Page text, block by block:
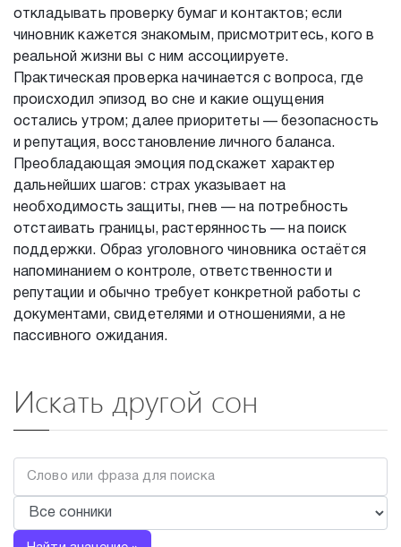
откладывать проверку бумаг и контактов; если
чиновник кажется знакомым, присмотритесь, кого в
реальной жизни вы с ним ассоциируете.
Практическая проверка начинается с вопроса, где
происходил эпизод во сне и какие ощущения
остались утром; далее приоритеты — безопасность
и репутация, восстановление личного баланса.
Преобладающая эмоция подскажет характер
дальнейших шагов: страх указывает на
необходимость защиты, гнев — на потребность
отстаивать границы, растерянность — на поиск
поддержки. Образ уголовного чиновника остаётся
напоминанием о контроле, ответственности и
репутации и обычно требует конкретной работы с
документами, свидетелями и отношениями, а не
пассивного ожидания.
Искать другой сон